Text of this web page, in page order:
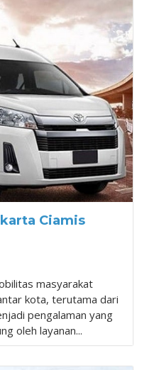
Ciamis
masyarakat
kota, terutama dari
pengalaman yang
oleh layanan...